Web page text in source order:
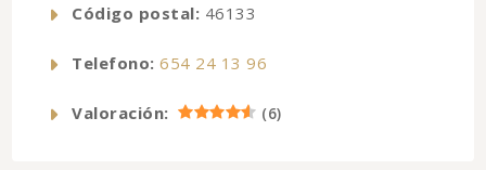
Código postal: 46133
Telefono: 654 24 13 96
Valoración: (6)